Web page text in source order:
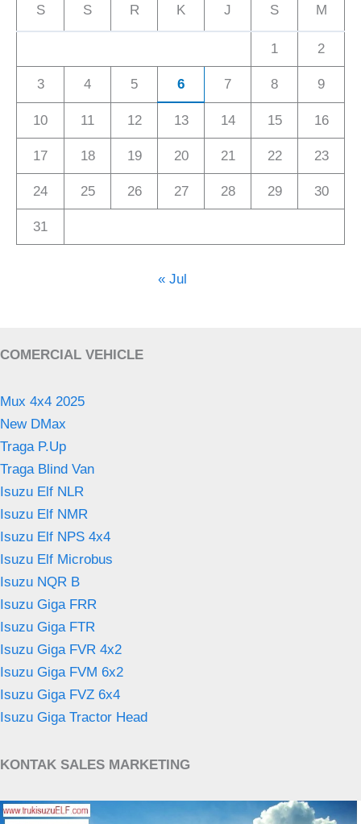
S S R K J S M
1 2
3 4 5 6 7 8 9
10 11 12 13 14 15 16
17 18 19 20 21 22 23
24 25 26 27 28 29 30
31
« Jul
COMERCIAL VEHICLE
Mux 4x4 2025
New DMax
Traga P.Up
Traga Blind Van
Isuzu Elf NLR
Isuzu Elf NMR
Isuzu Elf NPS 4x4
Isuzu Elf Microbus
Isuzu NQR B
Isuzu Giga FRR
Isuzu Giga FTR
Isuzu Giga FVR 4x2
Isuzu Giga FVM 6x2
Isuzu Giga FVZ 6x4
Isuzu Giga Tractor Head
KONTAK SALES MARKETING